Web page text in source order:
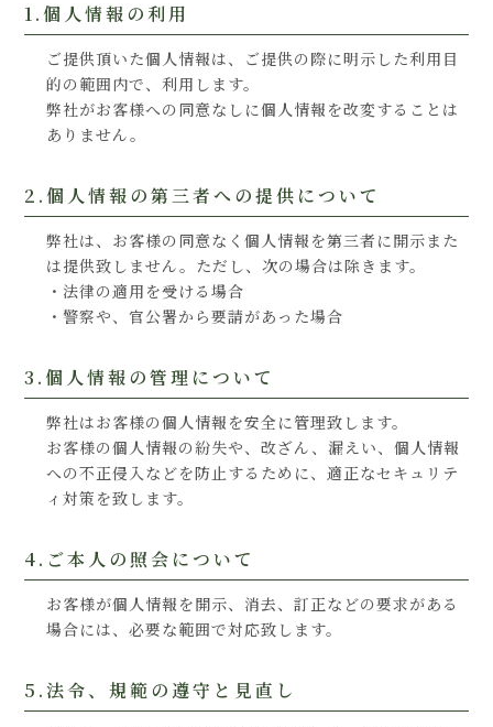
1.個人情報の利用
ご提供頂いた個人情報は、ご提供の際に明示した利用目
的の範囲内で、利用します。
弊社がお客様への同意なしに個人情報を改変することは
ありません。
2.個人情報の第三者への提供について
弊社は、お客様の同意なく個人情報を第三者に開示また
は提供致しません。ただし、次の場合は除きます。
・法律の適用を受ける場合
・警察や、官公署から要請があった場合
3.個人情報の管理について
弊社はお客様の個人情報を安全に管理致します。
お客様の個人情報の紛失や、改ざん、漏えい、個人情報
への不正侵入などを防止するために、適正なセキュリテ
ィ対策を致します。
4.ご本人の照会について
お客様が個人情報を開示、消去、訂正などの要求がある
場合には、必要な範囲で対応致します。
5.法令、規範の遵守と見直し